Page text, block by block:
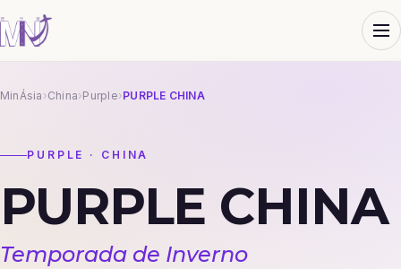
MinÁsia ›China›Purple›PURPLE CHINA
PURPLE · CHINA
PURPLE CHINA
Temporada de Inverno